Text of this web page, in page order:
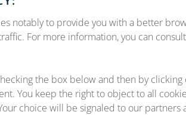
– Dubai – U.A.E
– U.S.A
Economique Européen, OEMservices
notably to provide you with a better
For more information, you can
the box below and then by clicking
You keep the right to object to all
choice will be signaled to our partners